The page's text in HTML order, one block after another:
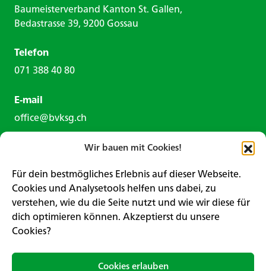
Wir bauen mit Cookies!
Für dein bestmögliches Erlebnis auf dieser Webseite.
Cookies und Analysetools helfen uns dabei, zu
verstehen, wie du die Seite nutzt und wie wir diese für
dich optimieren können. Akzeptierst du unsere
Cookies?
Cookies erlauben
Baumeisterverband Kanton St. Gallen,
Bedastrasse 39, 9200 Gossau
Telefon
071 388 40 80
E-mail
office@bvksg.ch
Kontaktformular
Impressum